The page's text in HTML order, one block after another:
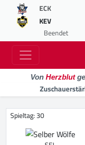
ECK
KEV
Beendet
Von Herzblut
Spieltag: 30